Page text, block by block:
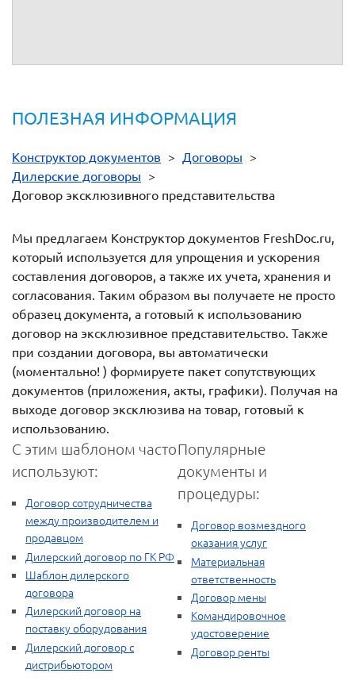
ПОЛЕЗНАЯ ИНФОРМАЦИЯ
Конструктор документов > Договоры >
Дилерские договоры >
Договор эксклюзивного представительства
Мы предлагаем Конструктор документов FreshDoc.ru,
который используется для упрощения и ускорения
составления договоров, а также их учета, хранения и
согласования. Таким образом вы получаете не просто
образец документа, а готовый к использованию
договор на эксклюзивное представительство. Также
при создании договора, вы автоматически
(моментально! ) формируете пакет сопутствующих
документов (приложения, акты, графики). Получая на
выходе договор эксклюзива на товар, готовый к
использованию.
С этим шаблоном часто
используют:
Договор сотрудничества
между производителем и
продавцом
Дилерский договор по ГК РФ
Шаблон дилерского
договора
Дилерский договор на
поставку оборудования
Дилерский договор с
дистрибьютором
Популярные
документы и
процедуры:
Договор возмездного
оказания услуг
Материальная
ответственность
Договор мены
Командировочное
удостоверение
Договор ренты